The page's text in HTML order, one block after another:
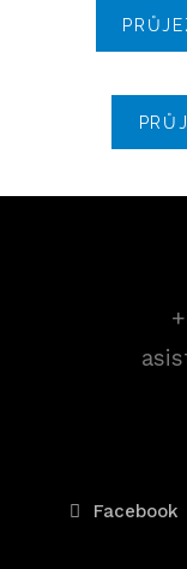
Facebook